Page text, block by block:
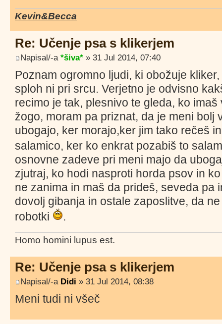
Kevin&Becca
Re: Učenje psa s klikerjem
Napisal/-a *šiva* » 31 Jul 2014, 07:40
Poznam ogromno ljudi, ki obožuje
sploh ni pri srcu. Verjetno je odvisno
recimo je tak, plesnivo te gleda, ko
žogo, moram pa priznat, da je meni bolj
ubogajo, ker morajo,ker jim tako rečeš
salamico, ker ko enkrat pozabiš to
osnovne zadeve pri meni majo da
zjutraj, ko hodi nasproti horda psov in
ne zanima in maš da prideš, seveda pa
dovolj gibanja in ostale zaposlitve, da
robotki
.
Homo homini lupus est.
Re: Učenje psa s klikerjem
Napisal/-a Didi » 31 Jul 2014, 08:38
Meni tudi ni všeč